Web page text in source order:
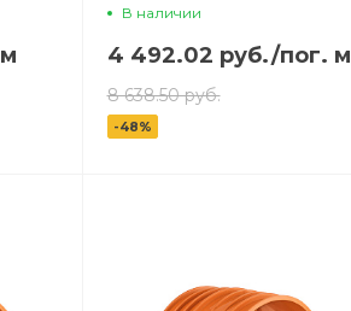
В наличии
4 492.02 руб./пог. м
8 638.50 руб.
-48%